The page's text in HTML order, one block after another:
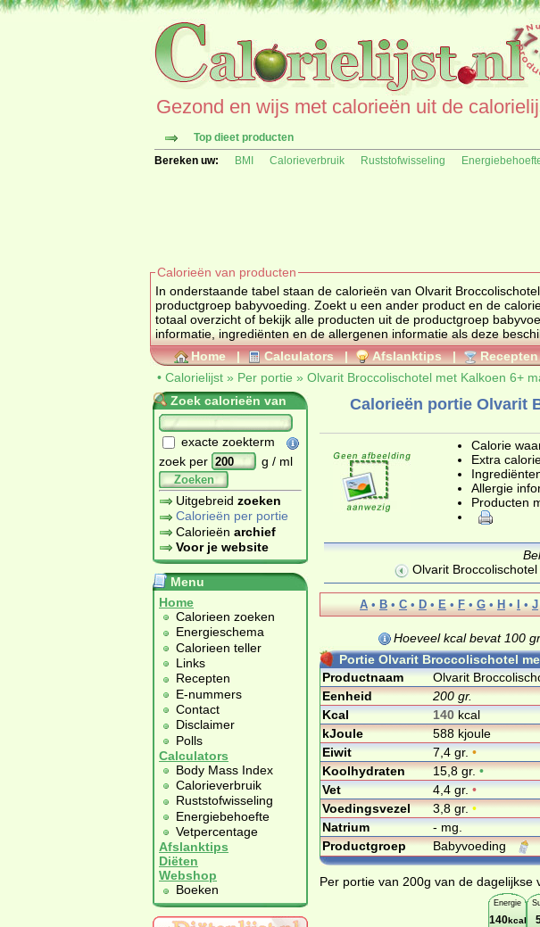
Gezond en wijs met calorieën uit de
Top dieet producten
Bereken uw:
BMI Calorieverbruik Ruststofwisseling
Calorieën van producten
In onderstaande tabel staan de calorieën van Olvarit
productgroep babyvoeding. Zoekt u een ander
totaal overzicht of bekijk alle producten uit de productgroep
informatie, ingrediënten en de allergenen informatie als deze
Home | Calculators | Afslanktips | Recepten
• Calorielijst » Per portie » Olvarit Broccolischotel met Kalkoen 6+
Zoek calorieën van
exacte zoekterm
zoek per
g / ml
Zoeken
Uitgebreid zoeken
Calorieën per portie
Calorieën archief
Voor je website
Menu
Home
Calorieen zoeken
Energieschema
Calorieen teller
Links
Recepten
E-nummers
Contact
Disclaimer
Polls
Calculators
Body Mass Index
Calorieverbruik
Ruststofwisseling
Energiebehoefte
Vetpercentage
Afslanktips
Diëten
Webshop
Boeken
Calorieën portie Olvarit
Calorie
Extra
Allergie
Producten
Olvarit
A • B • C • D • E • F • G • H • I • J
Hoeveel kcal bevat 100
Portie Olvarit Broccolischotel
Productnaam
Olvarit
Eenheid
200 gr.
Kcal
140 kcal
kJoule
588 kjoule
Eiwit
7,4 gr. •
Koolhydraten
15,8 gr.•
Vet
4,4 gr. •
Voedingsvezel
3,8 gr.•
Natrium
- mg.
Productgroep
Babyvoeding
Per portie van 200g van de
Energie
140kcal